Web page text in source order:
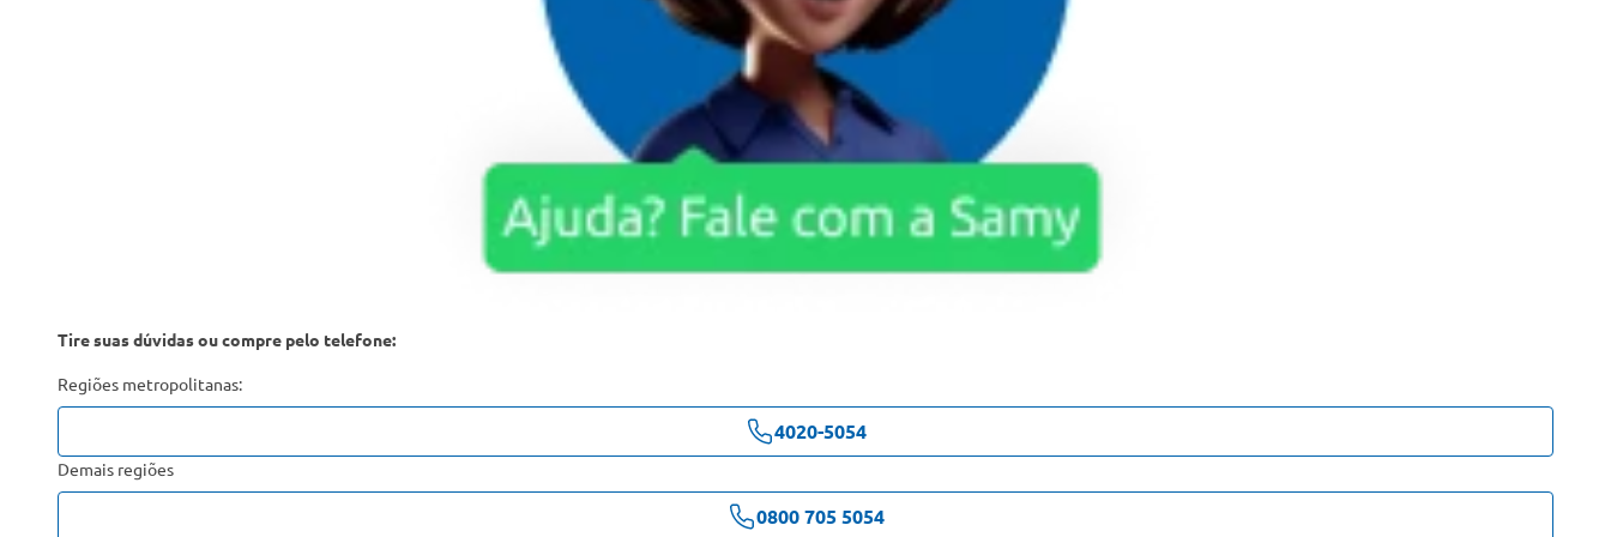
Tire suas dúvidas ou compre pelo telefone:
Regiões metropolitanas:
4020-5054
Demais regiões
0800 705 5054